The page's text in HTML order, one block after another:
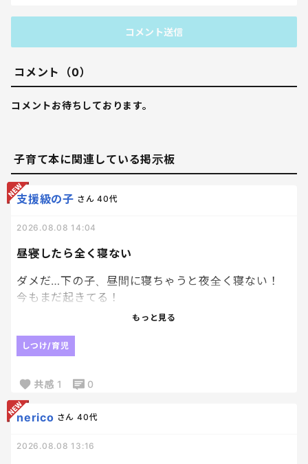
コメント送信
コメント（0）
コメントお待ちしております。
子育て本に関連している掲示板
昼寝したら全く寝ない
支援級の子 さん 40代
2026.08.08 14:04
ダメだ…下の子、昼間に寝ちゃうと夜全く寝ない！
今もまだ起きてる！
入れるまで走り続けないと。。
もっと見る
しつけ/育児
共感 1 0
nerico さん 40代
2026.08.08 13:16